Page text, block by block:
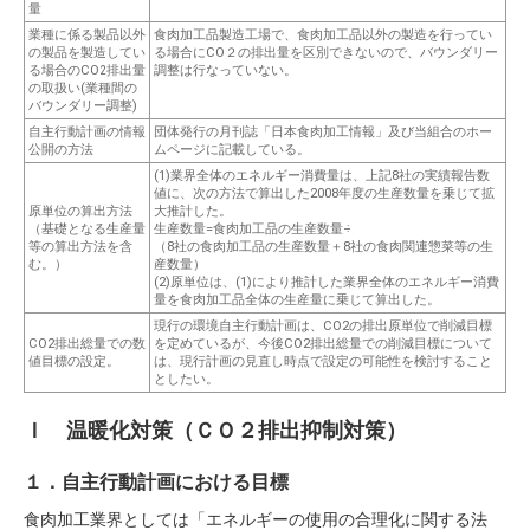
量
業種に係る製品以外
の製品を製造してい
る場合のCO2排出量
の取扱い(業種間の
バウンダリー調整)
食肉加工品製造工場で、食肉加工品以外の製造を行ってい
る場合にCO２の排出量を区別できないので、バウンダリー
調整は行なっていない。
自主行動計画の情報
公開の方法
団体発行の月刊誌「日本食肉加工情報」及び当組合のホー
ムページに記載している。
原単位の算出方法
（基礎となる生産量
等の算出方法を含
む。）
(1)業界全体のエネルギー消費量は、上記8社の実績報告数
値に、次の方法で算出した2008年度の生産数量を乗じて拡
大推計した。
生産数量=食肉加工品の生産数量÷
（8社の食肉加工品の生産数量＋8社の食肉関連惣菜等の生
産数量）
(2)原単位は、(1)により推計した業界全体のエネルギー消費
量を食肉加工品全体の生産量に乗じて算出した。
CO2排出総量での数
値目標の設定。
現行の環境自主行動計画は、CO2の排出原単位で削減目標
を定めているが、今後CO2排出総量での削減目標について
は、現行計画の見直し時点で設定の可能性を検討すること
としたい。
Ｉ 温暖化対策（ＣＯ２排出抑制対策）
１．自主行動計画における目標
食肉加工業界としては「エネルギーの使用の合理化に関する法